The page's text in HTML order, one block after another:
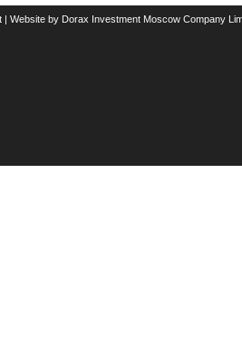
Website by Dorax Investment Moscow Company